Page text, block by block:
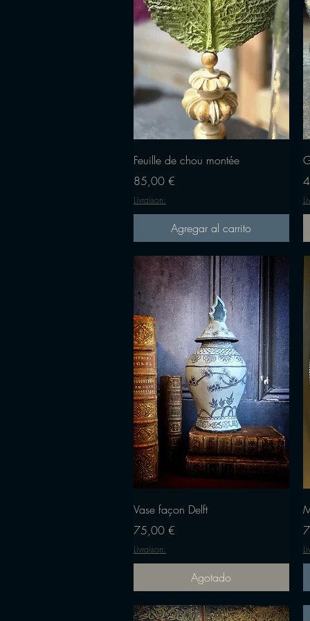
Vista rápida
Feuille de chou montée
Precio
85,00 €
Livraison:
Agregar al carrito
Vista rápida
Vase façon Delft
Precio
75,00 €
Livraison:
Agotado